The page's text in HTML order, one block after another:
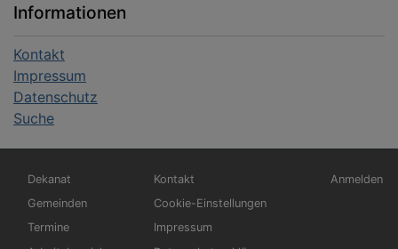
Informationen
Kontakt
Impressum
Datenschutz
Suche
Hauptnavigation
Dekanat
Gemeinden
Termine
Fußbereichsmenü
Kontakt
Cookie-Einstellungen
Impressum
Anmelden